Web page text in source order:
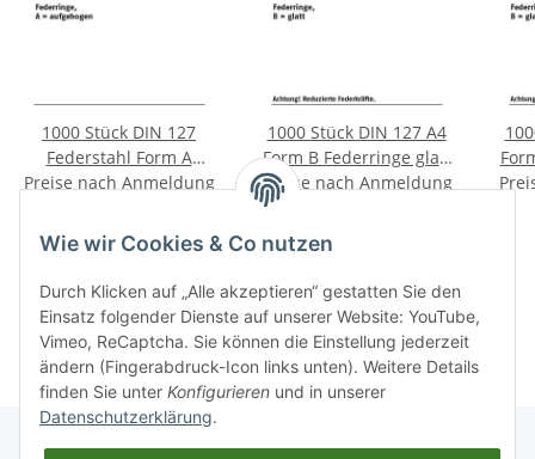
1000 Stück DIN 127
Federstahl Form A
galvanisch verzinkt
A 8 mm
Preise nach Anmeldung
1000 Stück DIN 127 A4
Form B Federringe glatt
B 6 mm
Preise nach Anmeldung
Kategorien
Wie wir Cookies & Co nutzen
Durch Klicken auf „Alle akzeptieren“ gestatten Sie den
Einsatz folgender Dienste auf unserer Website: YouTube,
Vimeo, ReCaptcha. Sie können die Einstellung jederzeit
ändern (Fingerabdruck-Icon links unten). Weitere Details
finden Sie unter Konfigurieren und in unserer
Datenschutzerklärung.